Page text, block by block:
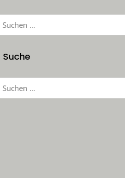
Suchen
Suche
Suchen